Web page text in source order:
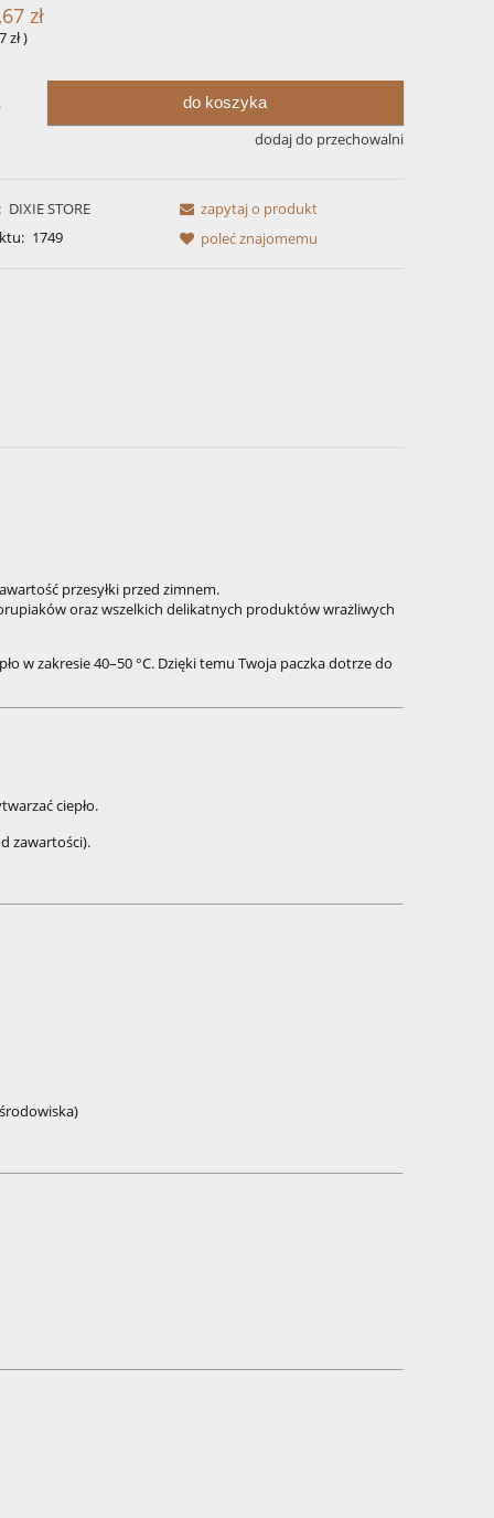
zł
zł)
do koszyka
dodaj do przechowalni
DIXIE STORE
1749
zapytaj o produkt
poleć znajomemu
ewentualnych
przesyłki przed zimnem.
oraz wszelkich delikatnych produktów wrażliwych
w zakresie 40–50 °C. Dzięki temu Twoja paczka dotrze do
ciepło.
zawartości).